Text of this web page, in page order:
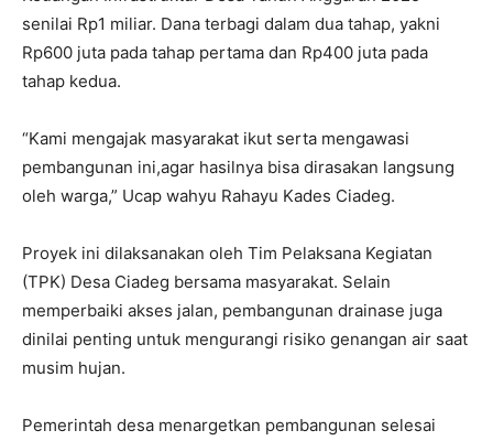
senilai Rp1 miliar. Dana terbagi dalam dua tahap, yakni
Rp600 juta pada tahap pertama dan Rp400 juta pada
tahap kedua.
“Kami mengajak masyarakat ikut serta mengawasi
pembangunan ini,agar hasilnya bisa dirasakan langsung
oleh warga,” Ucap wahyu Rahayu Kades Ciadeg.
Proyek ini dilaksanakan oleh Tim Pelaksana Kegiatan
(TPK) Desa Ciadeg bersama masyarakat. Selain
memperbaiki akses jalan, pembangunan drainase juga
dinilai penting untuk mengurangi risiko genangan air saat
musim hujan.
Pemerintah desa menargetkan pembangunan selesai